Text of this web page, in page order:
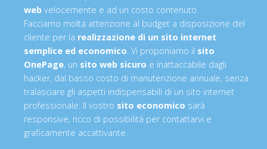
web velocemente e ad un costo contenuto.
Facciamo molta attenzione al budget a disposizione del
cliente per la realizzazione di un sito internet
semplice ed economico . Vi proponiamo il sito
OnePage, un sito web sicuro e inattaccabile dagli
hacker, dal basso costo di manutenzione annuale, senza
tralasciare gli aspetti indispensabili di un sito internet
professionale. Il vostro sito economico sarà
responsive, ricco di possibilità per contattarvi e
graficamente accattivante.